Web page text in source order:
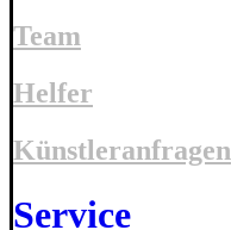
Team
Helfer
Künstleranfragen
Service